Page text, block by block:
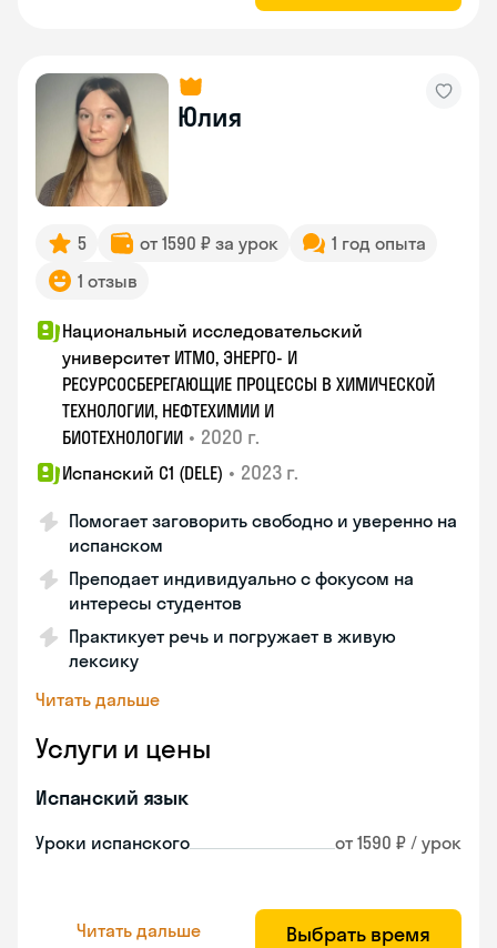
Юлия
5 от 1590 ₽ за урок
1 год опыта
1 отзыв
Национальный исследовательский
университет ИТМО, ЭНЕРГО- И
РЕСУРСОСБЕРЕГАЮЩИЕ ПРОЦЕССЫ В ХИМИЧЕСКОЙ
ТЕХНОЛОГИИ, НЕФТЕХИМИИ И
БИОТЕХНОЛОГИИ • 2020 г.
Испанский С1 (DELE) • 2023 г.
Помогает заговорить свободно и уверенно на
испанском
Преподает индивидуально с фокусом на
интересы студентов
Практикует речь и погружает в живую
лексику
Читать дальше
Услуги и цены
Испанский язык
Уроки испанского от 1590 ₽ / урок
Читать дальше Выбрать время